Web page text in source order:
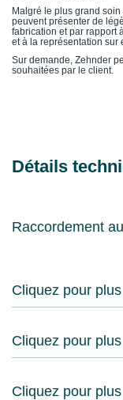
Malgré le plus grand
peuvent présenter de
fabrication et par rapport
et à la représentation sur
Sur demande, Zehnder
souhaitées par le client.
Détails
Raccordement
Cliquez pour
Cliquez pour
Cliquez pour